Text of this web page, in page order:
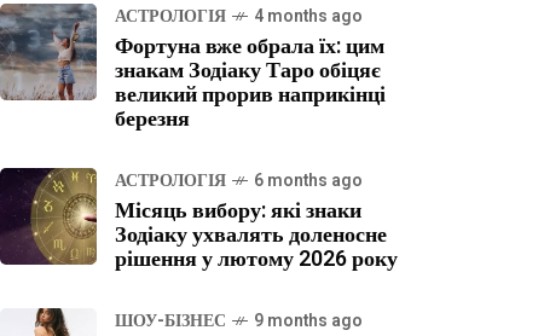
АСТРОЛОГІЯ 4 months ago
Фортуна вже обрала їх: цим
знакам Зодіаку Таро обіцяє
великий прорив наприкінці
березня
АСТРОЛОГІЯ 6 months ago
Місяць вибору: які знаки
Зодіаку ухвалять доленосне
рішення у лютому 2026 року
ШОУ-БІЗНЕС 9 months ago